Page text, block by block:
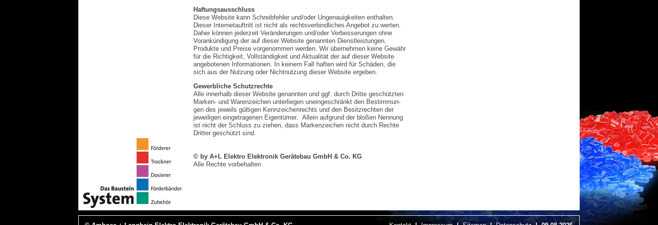
Haftungsausschluss
Diese Website kann Schreibfehler und/oder Ungenauigkeiten enthalten.
Dieser Internetauftritt ist nicht als rechtsverbindliches Angebot zu werten.
Daher können jederzeit Veränderungen und/oder Verbesserungen ohne
Vorankündigung der auf dieser Website genannten Dienstleistungen,
Produkte und Preise vorgenommen werden. Wir übernehmen keine Gewähr
für die Richtigkeit, Vollständigkeit und Aktualität der auf dieser Website
angebotenen Informationen. In keinem Fall haften wird für Schäden, die
sich aus der Nutzung oder Nichtnutzung dieser Website ergeben.
Gewerbliche Schutzrechte
Alle innerhalb dieser Website genannten und ggf. durch Dritte geschützten
Marken- und Warenzeichen unterliegen uneingeschränkt den Bestimmun-
gen des jeweils gültigen Kennzeichenrechts und den Besitzrechten der
jeweiligen eingetragenen Eigentümer. Allein aufgrund der bloßen Nennung
ist nicht der Schluss zu ziehen, dass Markenzeichen nicht durch Rechte
Dritter geschützt sind.
© by A+L Elektro Elektronik Gerätebau GmbH & Co. KG
Alle Rechte vorbehalten